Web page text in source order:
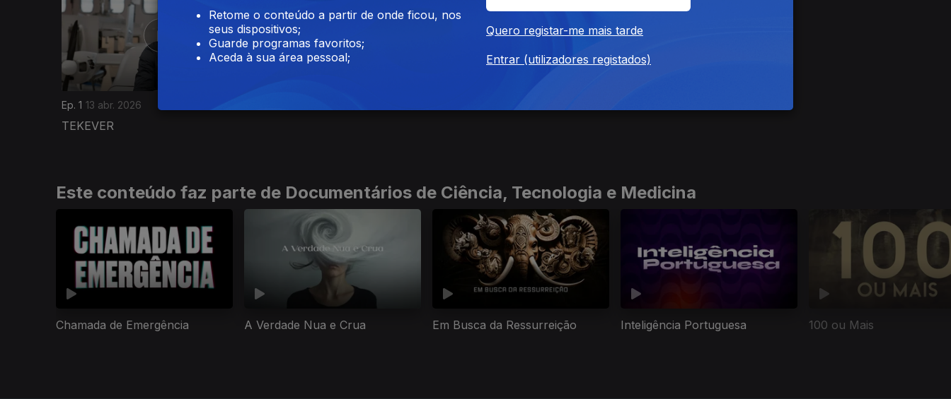
Ep. 1 13 abr. 2026
TEKEVER
Este conteúdo faz parte de Documentários de Ciência, Tecnologia e Medicina
Chamada de Emergência A Verdade Nua e Crua Em Busca da Ressurreição Inteligência Portuguesa 100 ou Mais
Retome o conteúdo a partir de onde ficou, nos
seus dispositivos;
Guarde programas favoritos;
Aceda à sua área pessoal;
Quero registar-me mais tarde
Entrar (utilizadores registados)